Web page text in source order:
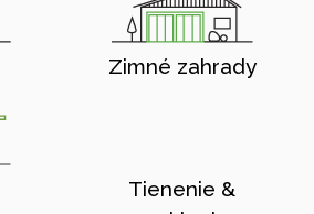
Zimné zahrady
Tienenie &